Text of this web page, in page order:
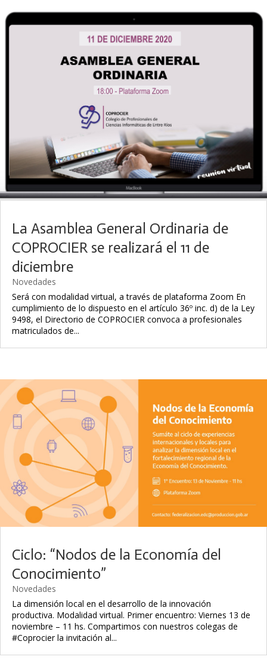
La Asamblea General Ordinaria de
COPROCIER se realizará el 11 de
diciembre
Novedades
Será con modalidad virtual, a través de plataforma Zoom En
cumplimiento de lo dispuesto en el artículo 36º inc. d) de la Ley
9498, el Directorio de COPROCIER convoca a profesionales
matriculados de...
Ciclo: “Nodos de la Economía del
Conocimiento”
Novedades
La dimensión local en el desarrollo de la innovación
productiva. Modalidad virtual. Primer encuentro: Viernes 13 de
noviembre – 11 hs. Compartimos con nuestros colegas de
#Coprocier la invitación al...